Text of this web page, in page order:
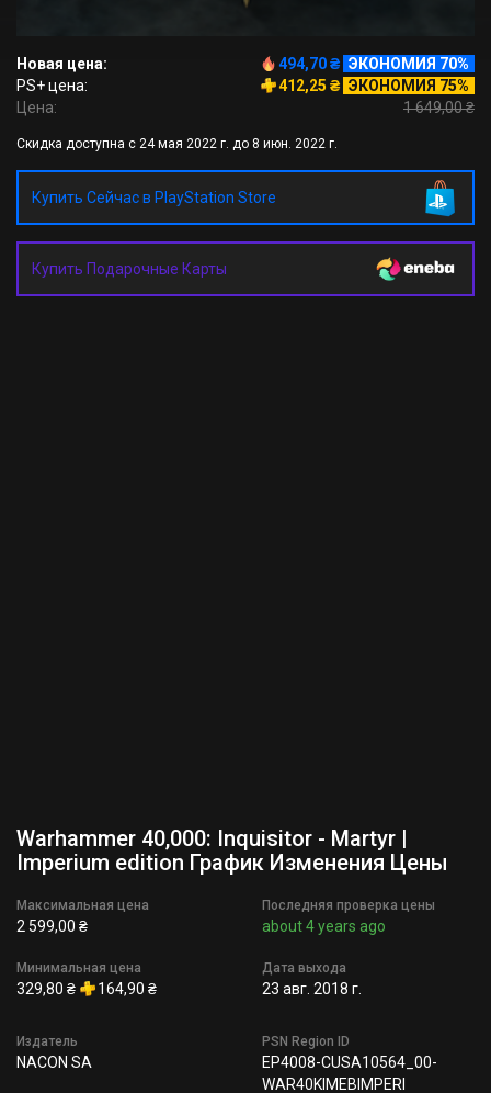
Новая цена: 494,70 ₴ ЭКОНОМИЯ 70%
PS+ цена:
412,25 ₴ ЭКОНОМИЯ 75%
Цена:
1 649,00 ₴
Скидка доступна с 24 мая 2022 г. до 8 июн. 2022 г.
Купить Сейчас в PlayStation Store
Купить Подарочные Карты
Warhammer 40,000: Inquisitor - Martyr |
Imperium edition График Изменения Цены
Максимальная цена
2 599,00 ₴
Минимальная цена
329,80 ₴ 164,90 ₴
Последняя проверка цены
about 4 years ago
Дата выхода
23 авг. 2018 г.
Издатель
NACON SA
PSN Region ID
EP4008-CUSA10564_00-
WAR40KIMEBIMPERI